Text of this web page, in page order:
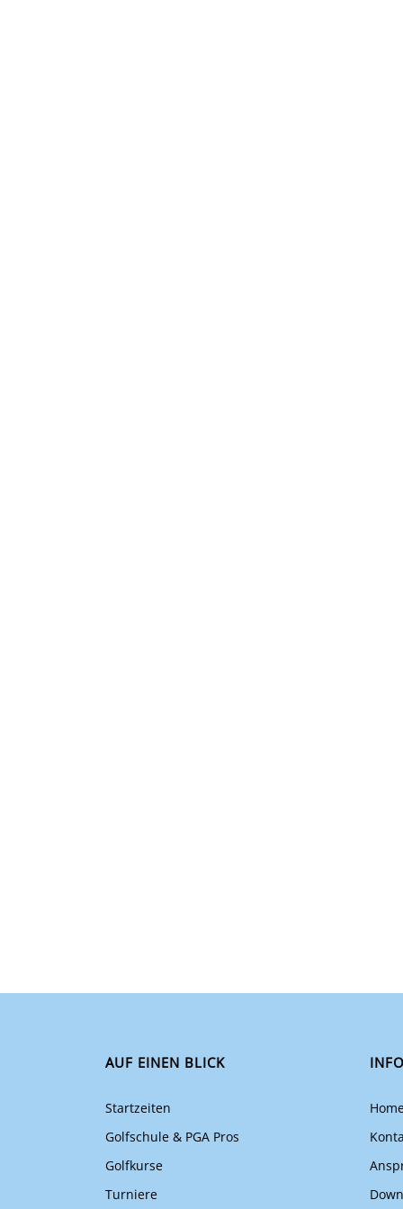
AUF EINEN BLICK
Startzeiten
Golfschule & PGA Pros
Golfkurse
Turniere